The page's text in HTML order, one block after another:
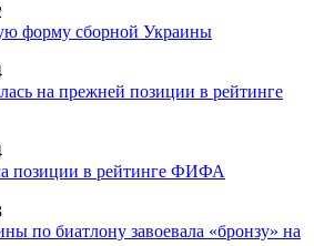
форму сборной Украины
на прежней позиции в рейтинге
позиции в рейтинге ФИФА
по биатлону завоевала «бронзу» на